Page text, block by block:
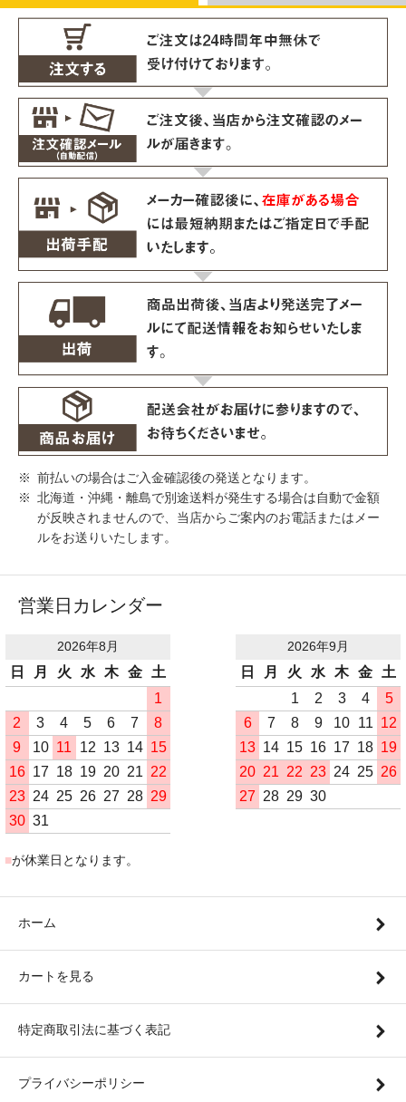
前払いの場合はご入金確認後の発送となります。
北海道・沖縄・離島で別途送料が発生する場合は自動で金額
が反映されませんので、当店からご案内のお電話またはメー
ルをお送りいたします。
営業日カレンダー
2026年8月
日 月 火 水 木 金 土
1
2
3 4 5 6 7
8
9
10 11 12 13 14 15
16 17 18 19 20 21 22
23 24 25 26 27 28 29
30 31
2026年9月
日 月 火 水 木 金 土
1
2 3 4
5
6
7 8 9 10 11 12
13 14 15 16 17 18 19
20 21 22 23 24 25 26
27 28 29 30
■が休業日となります。
ホーム
カートを見る
特定商取引法に基づく表記
プライバシーポリシー